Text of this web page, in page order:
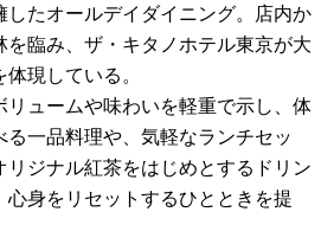
したオールデイダイニング。店内か
を臨み、ザ・キタノホテル東京が大
現している。
リュームや味わいを軽重で示し、体
一品料理や、気軽なランチセッ
リジナル紅茶をはじめとするドリン
心身をリセットするひとときを提